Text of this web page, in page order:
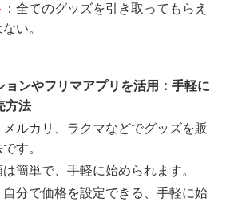
：全てのグッズを引き取ってもらえ
い。
ョンやフリマアプリを活用：手軽に
方法
ルカリ、ラクマなどでグッズを販
す。
簡単で、手軽に始められます。
自分で価格を設定できる、手軽に始